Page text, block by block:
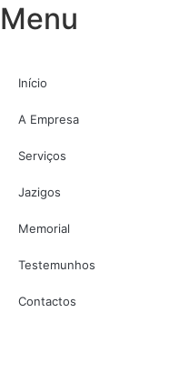
Menu
Início
A Empresa
Serviços
Jazigos
Memorial
Testemunhos
Contactos